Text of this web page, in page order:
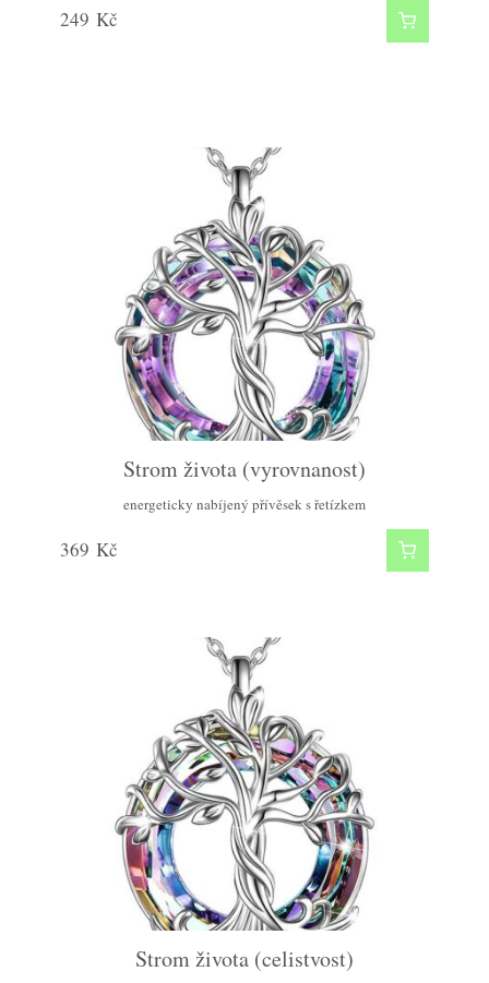
249 Kč
Strom života (vyrovnanost)
energeticky nabíjený přívěsek s řetízkem
369 Kč
Strom života (celistvost)